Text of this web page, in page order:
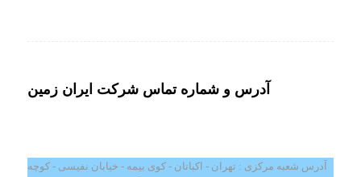
آدرس و شماره تماس شرکت ایران زمین
آدرس شعبه مرکزی : تهران - اکباتان - کوی بیمه - خیابان نفیسی - کوچه